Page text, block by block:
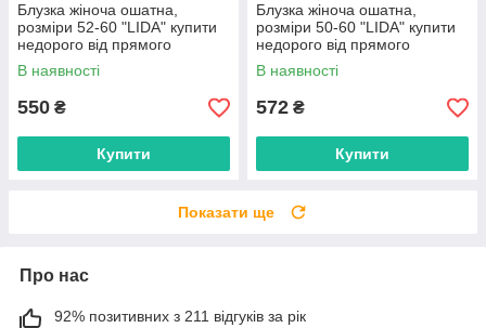
Блузка жіноча ошатна,
розміри 52-60 "LIDA" купити
недорого від прямого
постачальника
В наявності
550 ₴
Купити
Блузка жіноча ошатна,
розміри 50-60 "LIDA" купити
недорого від прямого
постачальника
В наявності
572 ₴
Купити
Показати ще
Про нас
92% позитивних з 211 відгуків за рік